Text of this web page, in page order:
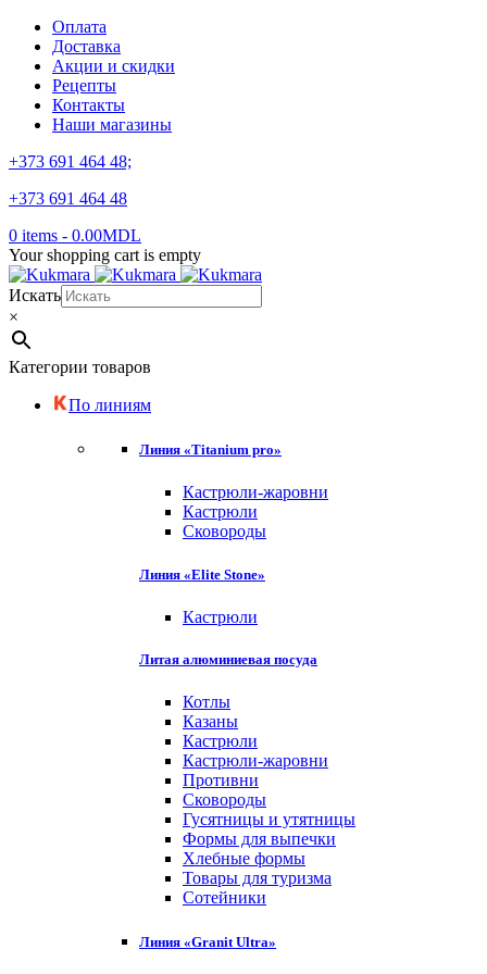
Оплата
Доставка
Акции и скидки
Рецепты
Контакты
Наши магазины
+373 691 464 48;
+373 691 464 48
0 items - 0.00MDL
Your shopping cart is empty
Искать
×
Категории товаров
По линиям
Линия «Titanium pro»
Кастрюли-жаровни
Кастрюли
Сковороды
Линия «Elite Stone»
Кастрюли
Литая алюминиевая посуда
Котлы
Казаны
Кастрюли
Кастрюли-жаровни
Противни
Сковороды
Гусятницы и утятницы
Формы для выпечки
Хлебные формы
Товары для туризма
Сотейники
Линия «Granit Ultra»